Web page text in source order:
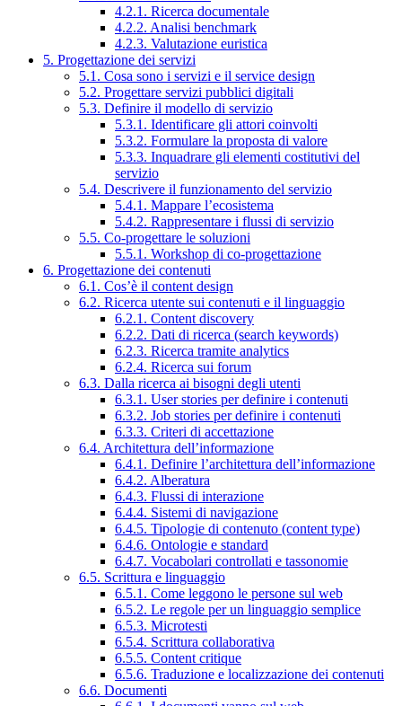
4.2.1. Ricerca documentale
4.2.2. Analisi benchmark
4.2.3. Valutazione euristica
5. Progettazione dei servizi
5.1. Cosa sono i servizi e il service design
5.2. Progettare servizi pubblici digitali
5.3. Definire il modello di servizio
5.3.1. Identificare gli attori coinvolti
5.3.2. Formulare la proposta di valore
5.3.3. Inquadrare gli elementi costitutivi del
servizio
5.4. Descrivere il funzionamento del servizio
5.4.1. Mappare l’ecosistema
5.4.2. Rappresentare i flussi di servizio
5.5. Co-progettare le soluzioni
5.5.1. Workshop di co-progettazione
6. Progettazione dei contenuti
6.1. Cos’è il content design
6.2. Ricerca utente sui contenuti e il linguaggio
6.2.1. Content discovery
6.2.2. Dati di ricerca (search keywords)
6.2.3. Ricerca tramite analytics
6.2.4. Ricerca sui forum
6.3. Dalla ricerca ai bisogni degli utenti
6.3.1. User stories per definire i contenuti
6.3.2. Job stories per definire i contenuti
6.3.3. Criteri di accettazione
6.4. Architettura dell’informazione
6.4.1. Definire l’architettura dell’informazione
6.4.2. Alberatura
6.4.3. Flussi di interazione
6.4.4. Sistemi di navigazione
6.4.5. Tipologie di contenuto (content type)
6.4.6. Ontologie e standard
6.4.7. Vocabolari controllati e tassonomie
6.5. Scrittura e linguaggio
6.5.1. Come leggono le persone sul web
6.5.2. Le regole per un linguaggio semplice
6.5.3. Microtesti
6.5.4. Scrittura collaborativa
6.5.5. Content critique
6.5.6. Traduzione e localizzazione dei contenuti
6.6. Documenti